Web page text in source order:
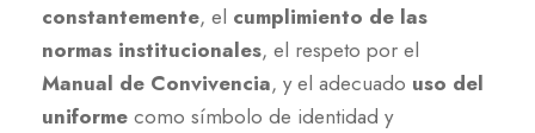
constantemente, el cumplimiento de las
normas institucionales, el respeto por el
Manual de Convivencia, y el adecuado uso del
uniforme como símbolo de identidad y